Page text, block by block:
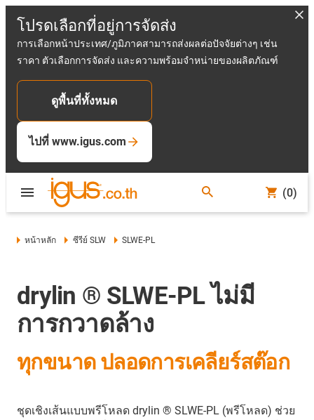
โปรดเลือกที่อยู่การจัดส่ง
การเลือกหน้าประเทศ/ภูมิภาคสามารถส่งผลต่อปัจจัยต่างๆ เช่น
ราคา ตัวเลือกการจัดส่ง และความพร้อมจำหน่ายของผลิตภัณฑ์
ดูพื้นที่ทั้งหมด
ไปที่ www.igus.com
(0)
หน้าหลัก ซีรีย์ SLW SLWE-PL
drylin ® SLWE-PL ไม่มี
การกวาดล้าง
ทุกขนาด ปลอดการเคลียร์สต๊อก
ชุดเชิงเส้นแบบพรีโหลด drylin ® SLWE-PL (พรีโหลด) ช่วย